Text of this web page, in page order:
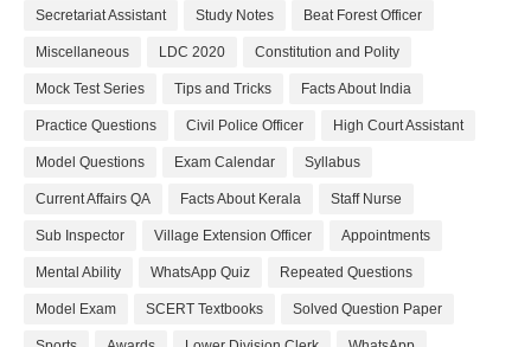
Secretariat Assistant Study Notes Beat Forest Officer
Miscellaneous LDC 2020 Constitution and Polity
Mock Test Series Tips and Tricks Facts About India
Practice Questions Civil Police Officer High Court Assistant
Model Questions Exam Calendar Syllabus
Current Affairs QA Facts About Kerala Staff Nurse
Sub Inspector Village Extension Officer Appointments
Mental Ability WhatsApp Quiz Repeated Questions
Model Exam SCERT Textbooks Solved Question Paper